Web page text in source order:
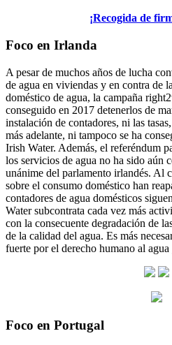
¡Recogida de
Foco en Irlanda
A pesar de muchos años de lucha
de agua en viviendas y en contra de
doméstico de agua, la campaña
conseguido en 2017 detenerlos de
instalación de contadores, ni las
más adelante, ni tampoco se ha
Irish Water. Además, el referéndum
los servicios de agua no ha sido aún
unánime del parlamento irlandés. Al
sobre el consumo doméstico han
contadores de agua domésticos
Water subcontrata cada vez más
con la consecuente degradación de
de la calidad del agua. Es más
fuerte por el derecho humano al
Foco en Portugal